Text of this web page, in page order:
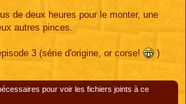
de deux heures pour le monter, une
autres pinces.
3 (série d'origine, or corse!
)
pour voir les fichiers joints à ce